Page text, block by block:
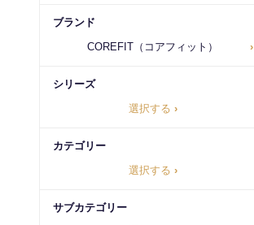
ブランド
COREFIT（コアフィット）
›
シリーズ
選択する ›
カテゴリー
選択する ›
サブカテゴリー